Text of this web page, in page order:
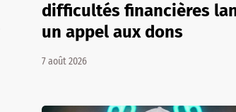
difficultés financières
un appel aux dons
7 août 2026